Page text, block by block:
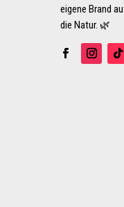
eigene Brand
die Natur. 🌿